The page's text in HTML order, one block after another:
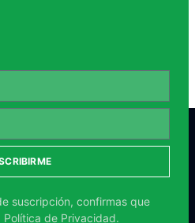
suscripción, confirmas que
Política de Privacidad.